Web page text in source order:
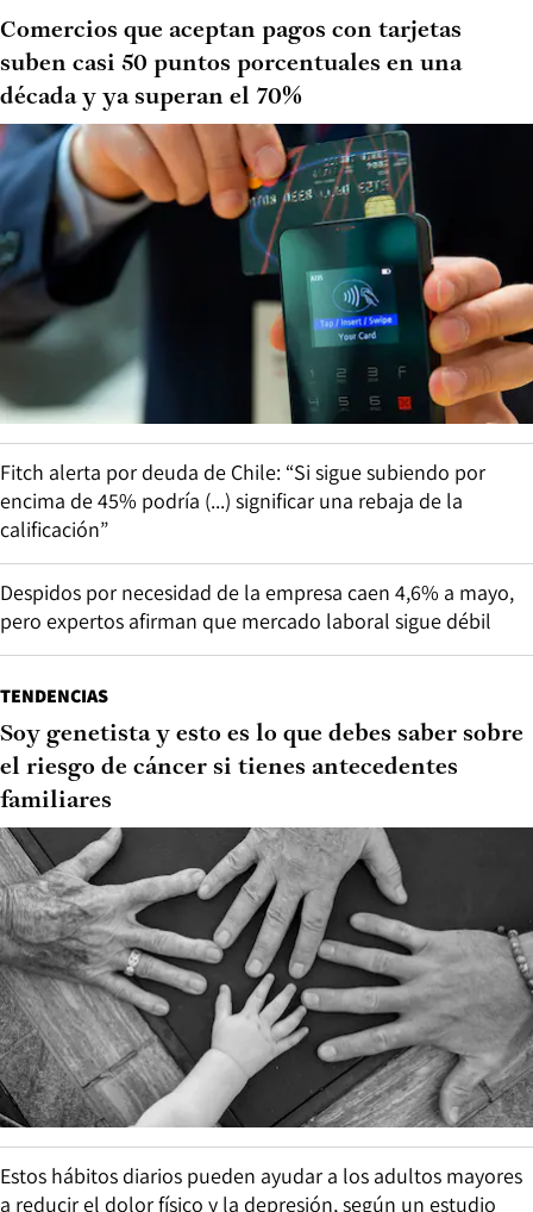
Comercios que aceptan pagos con tarjetas
suben casi 50 puntos porcentuales en una
década y ya superan el 70%
Fitch alerta por deuda de Chile: “Si sigue subiendo por
encima de 45% podría (...) significar una rebaja de la
calificación”
Despidos por necesidad de la empresa caen 4,6% a mayo,
pero expertos afirman que mercado laboral sigue débil
TENDENCIAS
Soy genetista y esto es lo que debes saber sobre
el riesgo de cáncer si tienes antecedentes
familiares
Estos hábitos diarios pueden ayudar a los adultos mayores
a reducir el dolor físico y la depresión, según un estudio